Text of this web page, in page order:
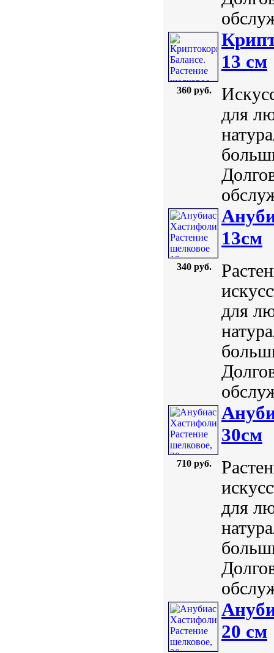
360 руб.
13 см
для
340 руб.
13см
для
710 руб.
30см
для
20 см